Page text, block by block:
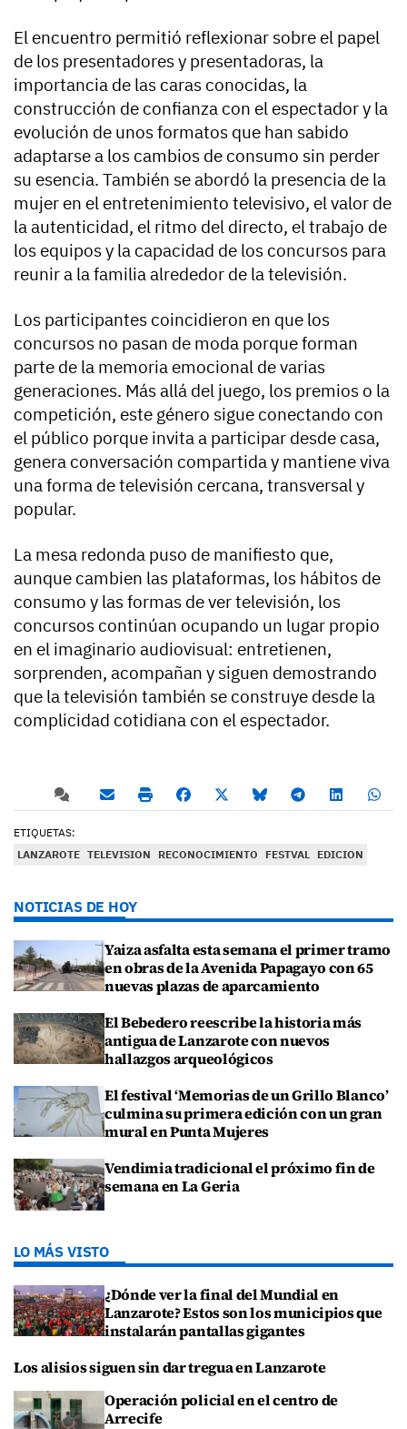
El encuentro permitió reflexionar sobre el papel
de los presentadores y presentadoras, la
importancia de las caras conocidas, la
construcción de confianza con el espectador y la
evolución de unos formatos que han sabido
adaptarse a los cambios de consumo sin perder
su esencia. También se abordó la presencia de la
mujer en el entretenimiento televisivo, el valor de
la autenticidad, el ritmo del directo, el trabajo de
los equipos y la capacidad de los concursos para
reunir a la familia alrededor de la televisión.
Los participantes coincidieron en que los
concursos no pasan de moda porque forman
parte de la memoria emocional de varias
generaciones. Más allá del juego, los premios o la
competición, este género sigue conectando con
el público porque invita a participar desde casa,
genera conversación compartida y mantiene viva
una forma de televisión cercana, transversal y
popular.
La mesa redonda puso de manifiesto que,
aunque cambien las plataformas, los hábitos de
consumo y las formas de ver televisión, los
concursos continúan ocupando un lugar propio
en el imaginario audiovisual: entretienen,
sorprenden, acompañan y siguen demostrando
que la televisión también se construye desde la
complicidad cotidiana con el espectador.
ETIQUETAS:
LANZAROTE TELEVISION RECONOCIMIENTO FESTVAL EDICION
NOTICIAS DE HOY
Yaiza asfalta esta semana el primer tramo
en obras de la Avenida Papagayo con 65
nuevas plazas de aparcamiento
El Bebedero reescribe la historia más
antigua de Lanzarote con nuevos
hallazgos arqueológicos
El festival ‘Memorias de un Grillo Blanco’
culmina su primera edición con un gran
mural en Punta Mujeres
Vendimia tradicional el próximo fin de
semana en La Geria
LO MÁS VISTO
¿Dónde ver la final del Mundial en
Lanzarote? Estos son los municipios que
instalarán pantallas gigantes
Los alisios siguen sin dar tregua en Lanzarote
Operación policial en el centro de
Arrecife